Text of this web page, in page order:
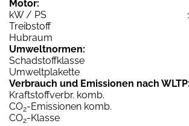
Motor:
kW / PS
Treibstoff
Hubraum
Umweltnormen:
Schadstoffklasse
Umweltplakette
Verbrauch und Emissionen nach WLTP:
Kraftstoffverbr. komb.
CO2-Emissionen komb.
CO2-Klasse